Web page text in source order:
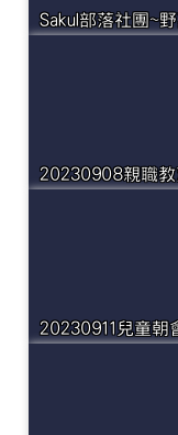
Sakul部落社團~
20230908親職
20230911兒童朝